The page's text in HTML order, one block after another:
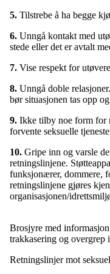
5. Tilstrebe å ha begge
6. Unngå kontakt med
stede eller det er avtalt
7. Vise respekt for
8. Unngå doble
bør situasjonen tas opp
9. Ikke tilby noe form for
forvente seksuelle
10. Gripe inn og varsle
retningslinjene.
funksjonærer, dommere,
retningslinjene gjøres
organisasjonen/
Brosjyre med
trakkasering og overgrep
Retningslinjer mot